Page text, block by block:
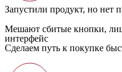
Запустили продукт, но нет
Мешают сбитые кнопки,
интерфейс
Сделаем путь к покупке